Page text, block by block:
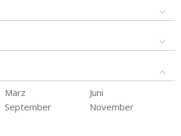
März
Juni
September
November